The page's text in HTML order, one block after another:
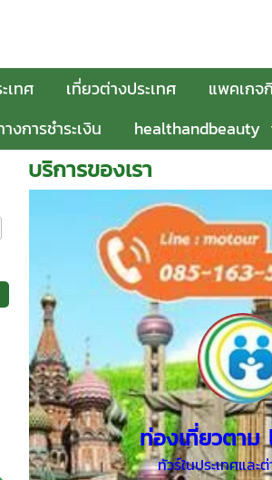
เทศ เที่ยวต่างประเทศ แพคเกจ
งการชำระเงิน
healthandbeauty
บริการของเรา
ท่องเที่ยวตา
ทัวร์ในประเทศและ